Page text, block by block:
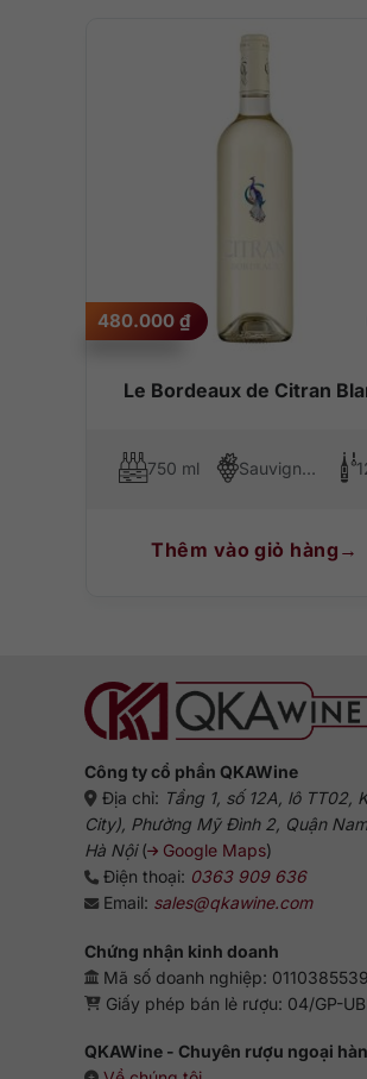
Le Bordeaux de Citran
480.000 ₫
750 ml Sauvignon Blanc, Semillon
Thêm vào giỏ hàng
Công ty cổ phần QKAWine
Địa chỉ: Tầng 1, số 12A, lô TT02,
City), Phường Mỹ Đình 2, Quận
Hà Nội( Google Maps)
Điện thoại: 0363 909 636
Email: sales@qkawine.com
Chứng nhận kinh doanh
Mã số doanh nghiệp:
Giấy phép bán lẻ rượu: 04/GP-
QKAWine - Chuyên rượu ngoại